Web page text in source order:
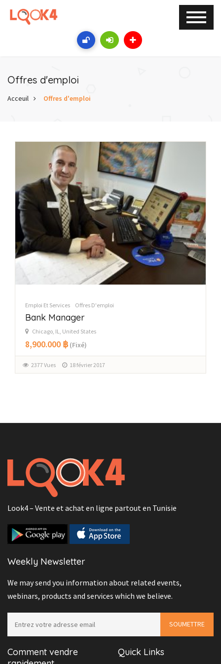
Offres d'emploi
Acceuil Offres d'emploi
Emploi Et Services Offres D'emploi
Bank Manager
Chicago, IL, United States
8,900.000 ฿ (Fixé)
2377 Vues 18 février 2017
Look4 – Vente et achat en ligne partout en Tunisie
Weekly Newsletter
We may send you information about related events,
webinars, products and services which we believe.
Comment vendre
Quick Links